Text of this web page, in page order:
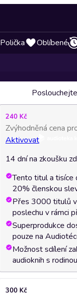
Polička Oblíbené
240 Kč
Zvýhodněná cena
Aktivovat
14 dní na zkoušku
Tento titul a tisíce
20% členskou
Přes 3000 titulů
poslechu v rámci
Superprodukce
pouze na
Možnost sdílení
audioknih s rodinou
300 Kč